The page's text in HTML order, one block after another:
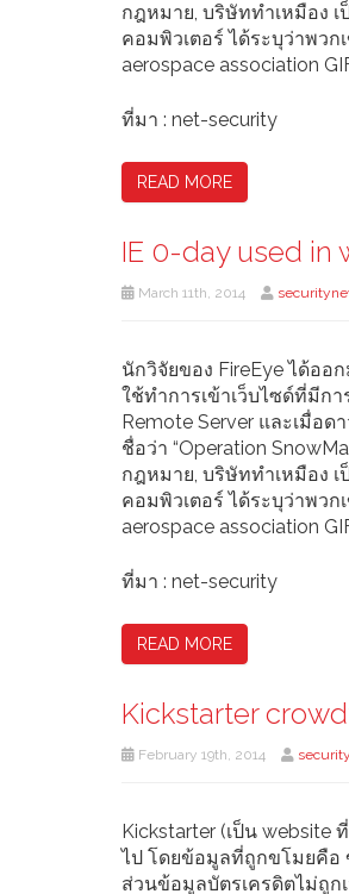
กฎหมาย, บริษัททำเหมือง
คอมพิวเตอร์ ได้ระบุว่าพว
aerospace association
ที่มา : net-security
READ MORE
IE 0-day used in
March 11th, 2014
นักวิจัยของ FireEye ได้ออ
ใช้ทำการเข้าเว็บไซด์ที่มีก
Remote Server และเมื่อ
ชื่อว่า “Operation
กฎหมาย, บริษัททำเหมือง
คอมพิวเตอร์ ได้ระบุว่าพว
aerospace association
ที่มา : net-security
READ MORE
Kickstarter
February 19th, 2014
Kickstarter (เป็น website
ไป โดยข้อมูลที่ถูกขโมยคือ
ส่วนข้อมูลบัตรเครดิตไม่ถูก